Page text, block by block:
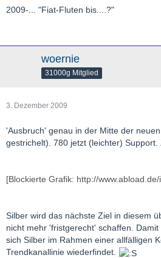
2009-... "Fiat-Fluten bis....?"
woernie
31000g Mitglied
3. Dezember 2009
'Ausbruch' genau in der Mitte der
gestrichelt). 780 jetzt (leichter) Support.
[Blockierte Grafik: http://
Silber wird das nächste Ziel in diesem
nicht mehr 'fristgerecht' schaffen.
sich Silber im Rahmen einer allfälligen
Trendkanallinie wiederfindet.